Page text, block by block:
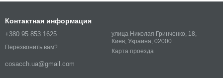
Контактная информация
+380 95 853 1625
Перезвонить вам?
cosacch.ua@gmail.com
улица Николая Гринченко, 18,
Киев, Украина, 02000
Карта проезда